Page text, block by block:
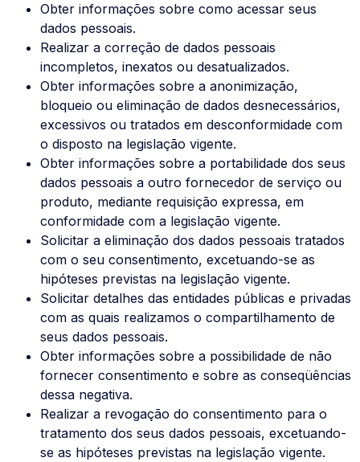
Obter informações sobre como acessar seus
dados pessoais.
Realizar a correção de dados pessoais
incompletos, inexatos ou desatualizados.
Obter informações sobre a anonimização,
bloqueio ou eliminação de dados desnecessários,
excessivos ou tratados em desconformidade com
o disposto na legislação vigente.
Obter informações sobre a portabilidade dos seus
dados pessoais a outro fornecedor de serviço ou
produto, mediante requisição expressa, em
conformidade com a legislação vigente.
Solicitar a eliminação dos dados pessoais tratados
com o seu consentimento, excetuando-se as
hipóteses previstas na legislação vigente.
Solicitar detalhes das entidades públicas e privadas
com as quais realizamos o compartilhamento de
seus dados pessoais.
Obter informações sobre a possibilidade de não
fornecer consentimento e sobre as conseqüências
dessa negativa.
Realizar a revogação do consentimento para o
tratamento dos seus dados pessoais, excetuando-
se as hipóteses previstas na legislação vigente.